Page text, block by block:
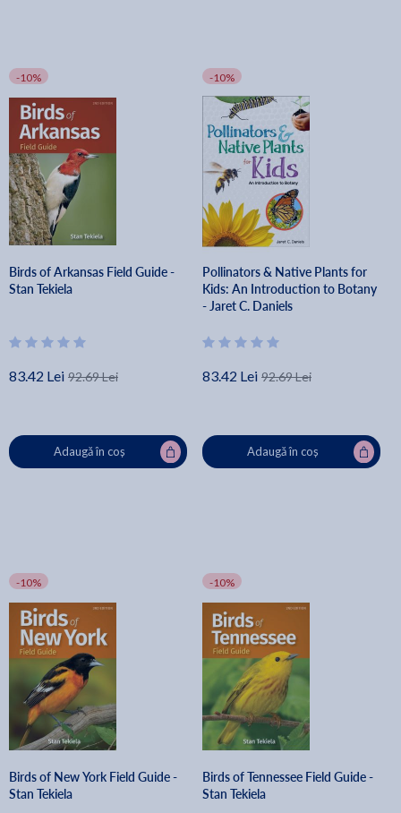
-10%
Birds of Arkansas Field Guide -
Stan Tekiela
83.42 Lei 92.69 Lei
Adaugă în coș
-10%
Pollinators & Native Plants for
Kids: An Introduction to Botany
- Jaret C. Daniels
83.42 Lei 92.69 Lei
Adaugă în coș
-10%
Birds of New York Field Guide -
Stan Tekiela
-10%
Birds of Tennessee Field Guide -
Stan Tekiela